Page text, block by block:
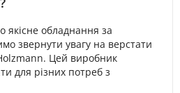
якісне обладнання за
звернути увагу на верстати
Цей виробник
для різних потреб з